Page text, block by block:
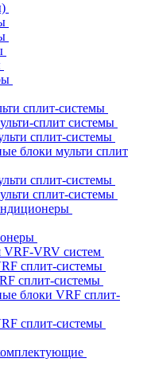
сплит-системы
сплит системы
сплит-системы
блоки мульти сплит
сплит-системы
сплит-системы
VRV систем
сплит-системы
сплит-системы
блоки VRF сплит-
сплит-системы